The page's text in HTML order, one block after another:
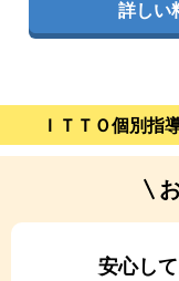
詳しい
ＩＴＴＯ個別指
安心し